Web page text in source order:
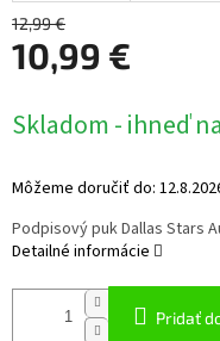
12,99 €
10,99 €
cena:
Skladom - ihneď
Môžeme doručiť do:
Pridať
Podpisový puk Dallas Stars
Detailné informácie